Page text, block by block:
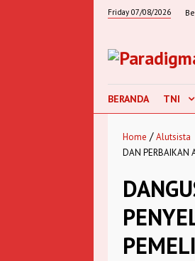
Friday 07/08/2026
BERANDA TNI
Home / Alutsista
DAN PERBAIKAN